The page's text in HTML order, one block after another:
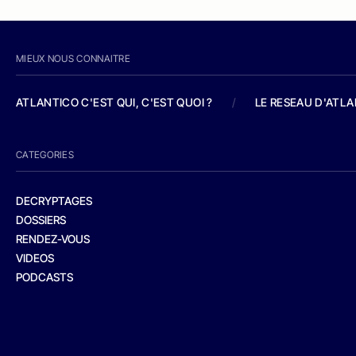
MIEUX NOUS CONNAITRE
ATLANTICO C'EST QUI, C'EST QUOI ? / LE RESEAU
CATEGORIES
DECRYPTAGES
DOSSIERS
RENDEZ-VOUS
VIDEOS
PODCASTS